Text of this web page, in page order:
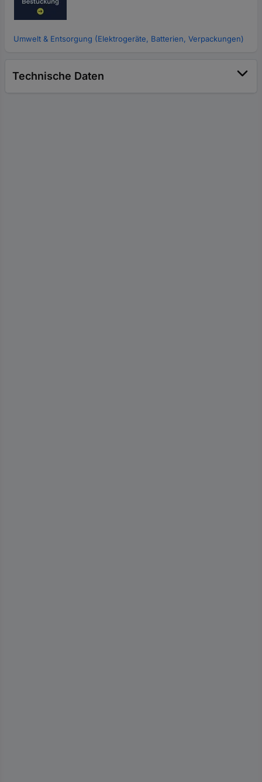
Umwelt & Entsorgung (Elektrogeräte, Batterien, Verpackungen)
Technische Daten